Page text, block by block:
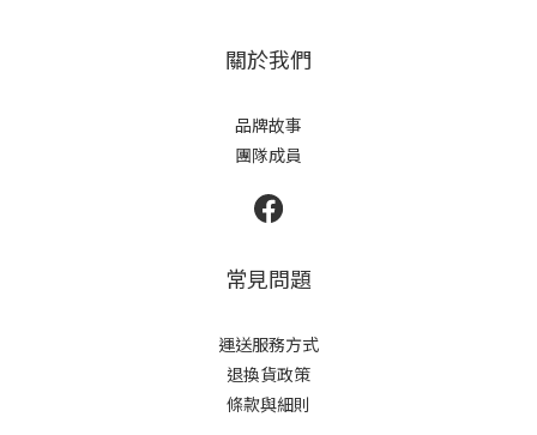
關於我們
品牌故事
團隊成員
常見問題
運送服務方式
退換貨政策
條款與細則